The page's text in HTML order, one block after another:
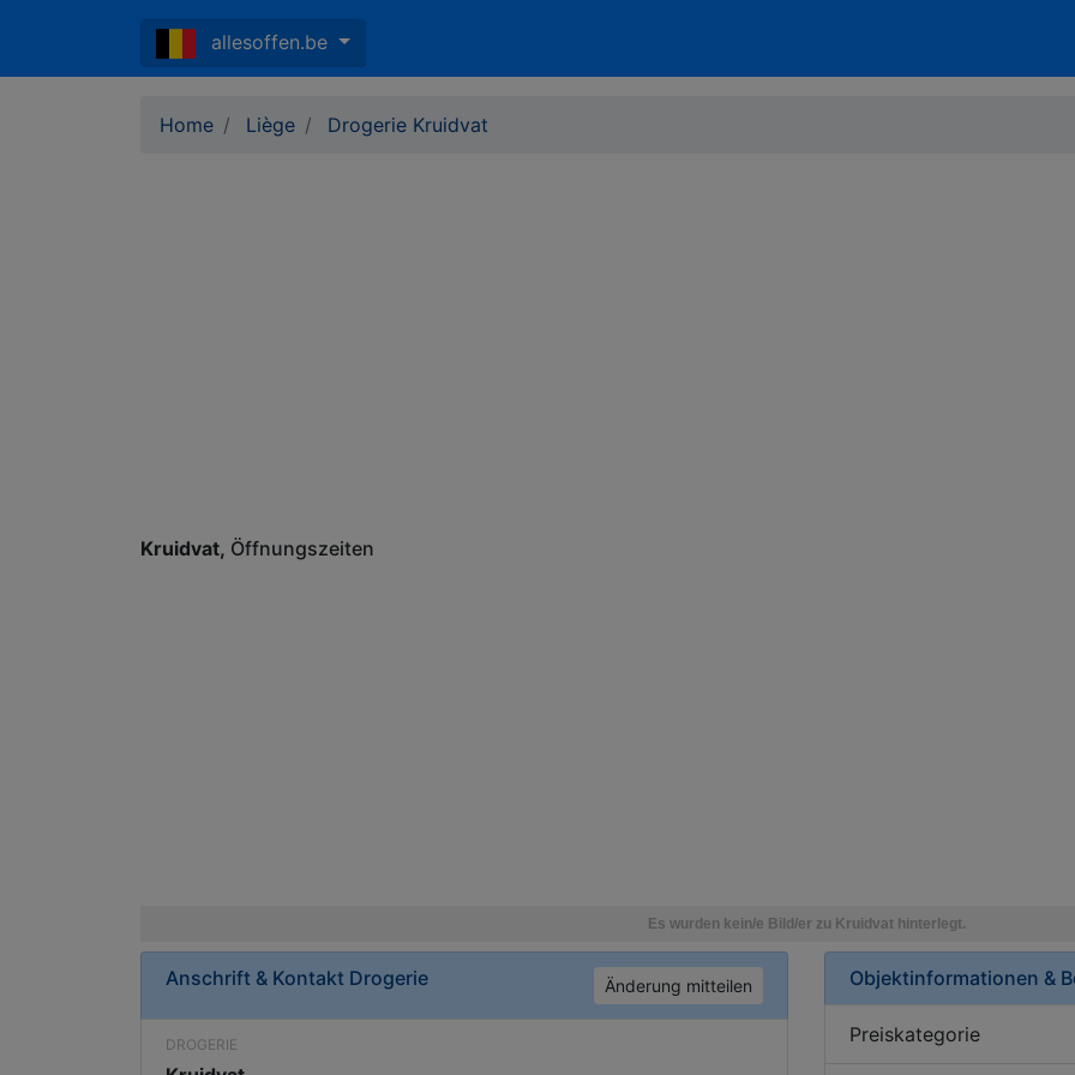
allesoffen.be
Home Liège Drogerie Kruidvat
Kruidvat Öffnungszeiten
Anschrift & Kontakt Drogerie Änderung mitteilen
DROGERIE
Objektinformationen &
Preiskategorie